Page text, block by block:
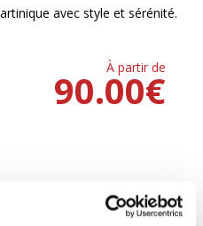
avec style et sérénité.
À partir de
€
90.00
AUTOMATIQUE